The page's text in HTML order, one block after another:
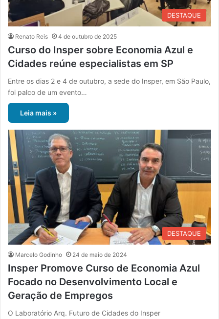
DESTAQUE
Renato Reis 4 de outubro de 2025
Curso do Insper sobre Economia Azul e
Cidades reúne especialistas em SP
Entre os dias 2 e 4 de outubro, a sede do Insper, em São Paulo,
foi palco de um evento…
Leia mais »
DESTAQUE
Marcelo Godinho 24 de maio de 2024
Insper Promove Curso de Economia Azul
Focado no Desenvolvimento Local e
Geração de Empregos
O Laboratório Arq. Futuro de Cidades do Insper